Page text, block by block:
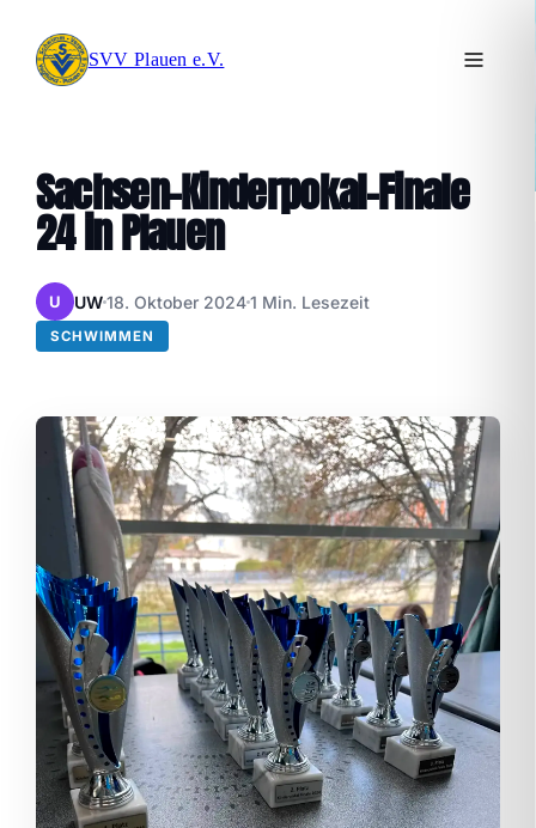
SVV Plauen e.V.
Sachsen-Kinderpokal-Finale
24 in Plauen
U UW18. Oktober 20241 Min. Lesezeit
SCHWIMMEN